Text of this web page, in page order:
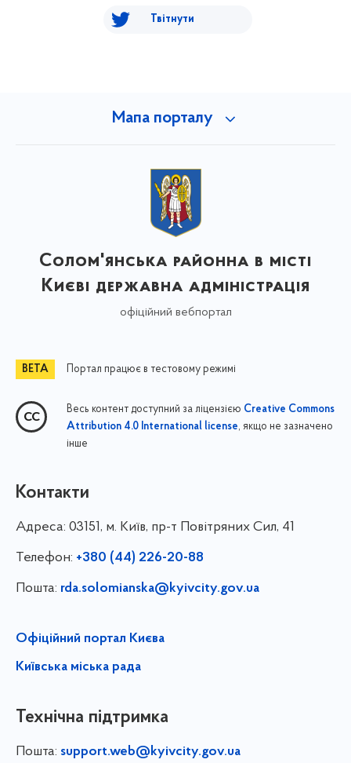
Твітнути
Мапа порталу
Солом'янська районна в місті
Києві державна адміністрація
офіційний вебпортал
Портал працює в тестовому режимі
Весь контент доступний за ліцензією Creative Commons
Attribution 4.0 International license, якщо не зазначено
інше
Контакти
Адреса: 03151, м. Київ, пр-т Повітряних Сил, 41
Телефон: +380 (44) 226-20-88
Пошта: rda.solomianska@kyivcity.gov.ua
Офіційний портал Києва
Київська міська рада
Технічна підтримка
Пошта: support.web@kyivcity.gov.ua